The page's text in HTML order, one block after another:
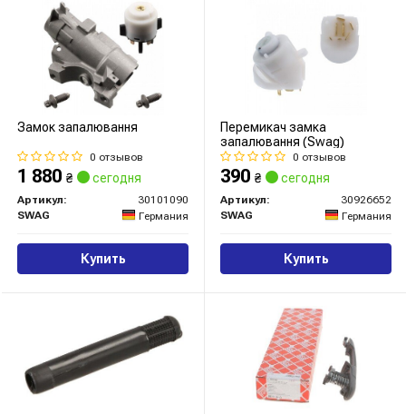
Замок запалювання
0 отзывов
1 880 ₴ сегодня
Артикул:
30101090
SWAG
Германия
Купить
Перемикач замка
запалювання (Swag)
0 отзывов
390 ₴ сегодня
Артикул:
30926652
SWAG
Германия
Купить